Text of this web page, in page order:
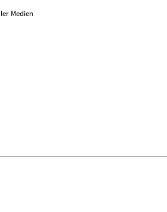
Medien